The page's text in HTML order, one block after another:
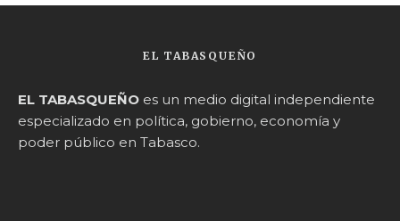
EL TABASQUEÑO
EL TABASQUEÑO es un medio digital independiente
especializado en política, gobierno, economía y
poder público en Tabasco.